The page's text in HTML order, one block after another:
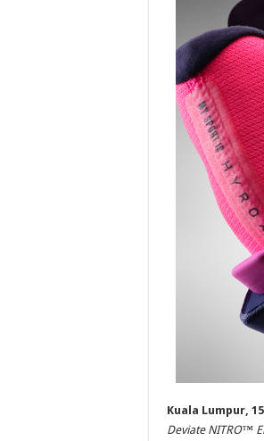
Kuala Lumpur,
Deviate NITRO™